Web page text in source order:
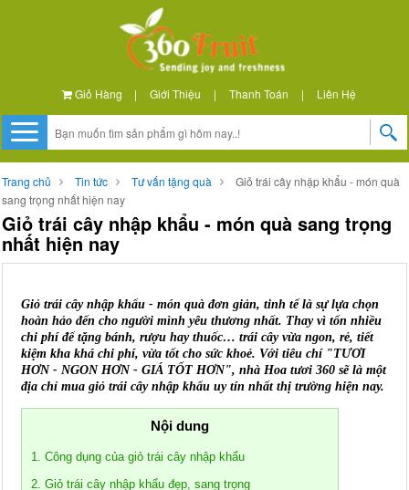
Giỏ Hàng | Giới Thiệu | Thanh Toán | Liên Hệ
Trang chủ Tin tức Tư vấn tặng quà
Giỏ trái cây nhập khẩu - món quà
sang trọng nhất hiện nay
Giỏ trái cây nhập khẩu - món quà sang trọng
nhất hiện nay
Giỏ trái cây nhập khẩu - món quà đơn giản, tinh tế là sự lựa chọn
hoàn hảo đến cho người mình yêu thương nhất. Thay vì tốn nhiều
chi phí để tặng bánh, rượu hay thuốc… trái cây vừa ngon, rẻ, tiết
kiệm kha khá chi phí, vừa tốt cho sức khoẻ. Với tiêu chí "TƯƠI
HƠN - NGON HƠN - GIÁ TỐT HƠN", nhà Hoa tươi 360 sẽ là một
địa chỉ mua giỏ trái cây nhập khẩu uy tín nhất thị trường hiện nay.
Nội dung
1. Công dụng của giỏ trái cây nhập khẩu
2. Giỏ trái cây nhập khẩu đẹp, sang trọng